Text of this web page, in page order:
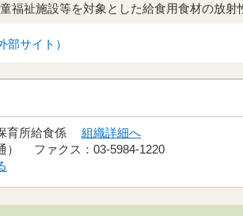
福祉施設等を対象とした給食用食材の放
部サイト）
育所給食係 組織詳細へ
） ファクス：03-5984-1220